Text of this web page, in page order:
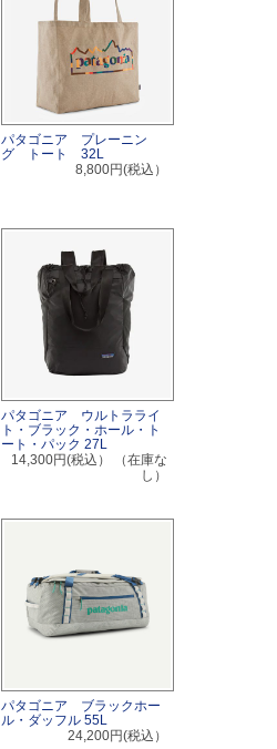
パタゴニア プレーニン
グ トート 32L
8,800円(税込）
パタゴニア ウルトラライ
ト・ブラック・ホール・ト
ート・パック 27L
14,300円(税込）
（在庫な
し）
パタゴニア ブラックホー
ル・ダッフル 55L
24,200円(税込）